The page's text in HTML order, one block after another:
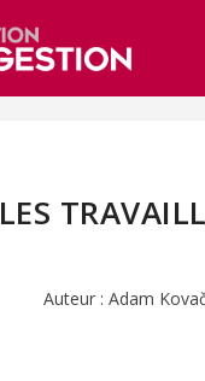
LES
Auteur : Adam Kovač